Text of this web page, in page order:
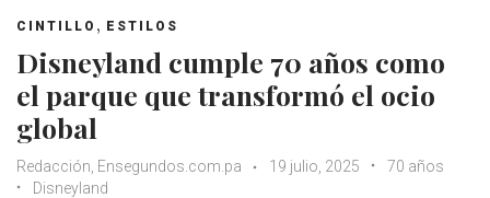
CINTILLO , ESTILOS
Disneyland cumple 70 años como
el parque que transformó el ocio
global
Redacción, Ensegundos.com.pa 19 julio, 2025
70 años
Disneyland